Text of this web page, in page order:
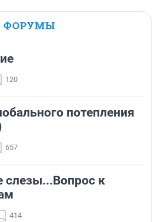
ФОРУМЫ
120
потепления
657
слезы...Вопрос к
414